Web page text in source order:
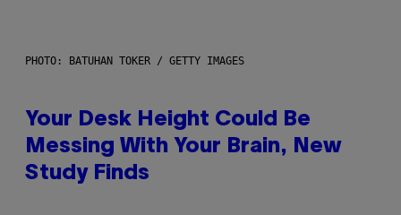
PHOTO: BATUHAN TOKER / GETTY IMAGES
Your Desk Height Could Be
Messing With Your Brain, New
Study Finds